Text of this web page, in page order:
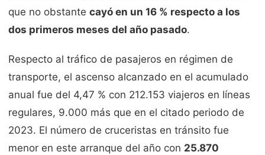
que no obstante cayó en un 16 % respecto a los
dos primeros meses del año pasado.
Respecto al tráfico de pasajeros en régimen de
transporte, el ascenso alcanzado en el acumulado
anual fue del 4,47 % con 212.153 viajeros en líneas
regulares, 9.000 más que en el citado periodo de
2023. El número de cruceristas en tránsito fue
menor en este arranque del año con 25.870